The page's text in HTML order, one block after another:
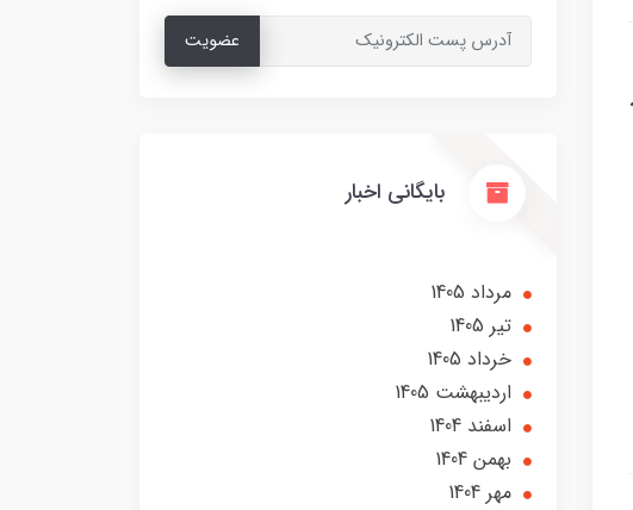
عضویت
بایگانی اخبار
مرداد 1405
تير 1405
خرداد 1405
ارديبهشت 1405
اسفند 1404
بهمن 1404
مهر 1404